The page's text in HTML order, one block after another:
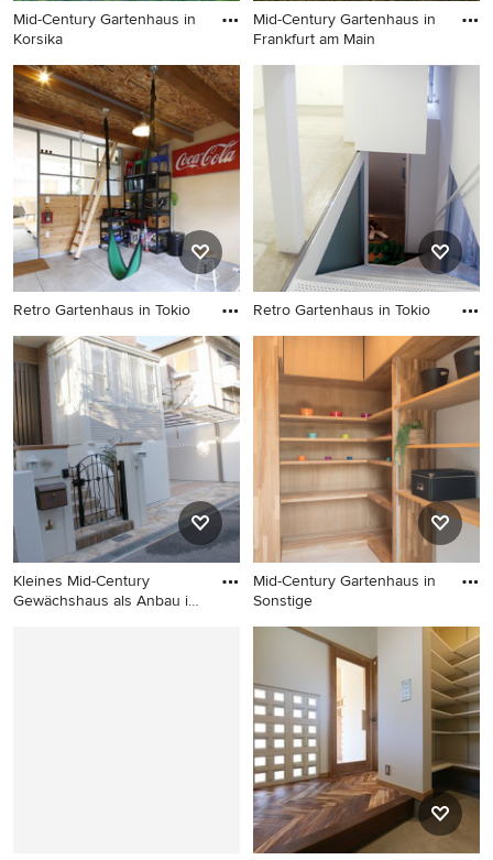
Mid-Century Gartenhaus in
Korsika
Mid-Century Gartenhaus in
Korsika
Mid-Century Gartenhaus in
Frankfurt am Main
Mid-Century Gartenhaus in
Retro Gartenhaus in Tokio
Retro Gartenhaus in Tokio
Retro Gartenhaus in Tokio
Retro Gartenhaus in Tokio
Kleines Mid-Century
Gewächshaus als Anbau in
Mid-Century Gartenhaus in
Sonstige
Mid-Century Gartenhaus in